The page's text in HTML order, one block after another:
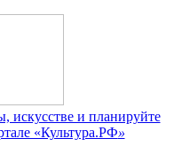
искусстве и планируйте
«Культура.РФ»